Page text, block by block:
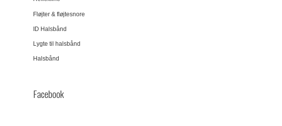
Fløjter & fløjtesnore
ID Halsbånd
Lygte til halsbånd
Halsbånd
Facebook